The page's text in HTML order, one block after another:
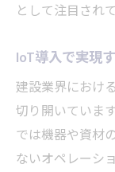
として注目され
IoT導入で実現
建設業界におけ
切り開いていま
では機器や資材
ないオペレーシ